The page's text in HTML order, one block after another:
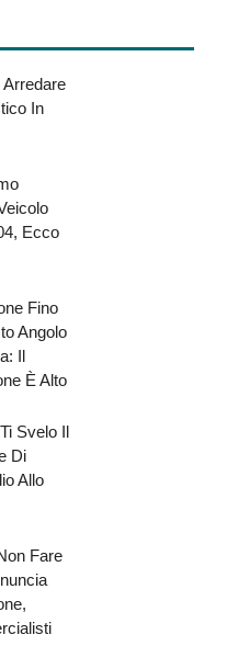
In
Ecco
Fino
Angolo
Il
È Alto
Svelo Il
Di
Allo
Fare